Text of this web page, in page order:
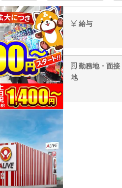
給与
勤務地・面接
地